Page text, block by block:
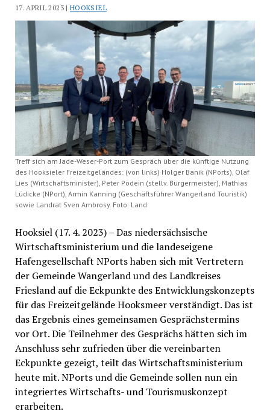
17. APRIL 2023 |HOOKSIEL
Treff sich am Jade-Weser-Port zum Gespräch über die künftige Nutzung
des Hooksieler Freizeitgeländes: (von links) Holger Banik (NPorts), Olaf
Lies (Wirtschaftsminister), Peter Podein (stellv. Bürgermeister), Mathias
Lüdicke (NPort), Armin Kanning (Geschäftsführer Wangerland Touristik)
sowie Landrat Sven Ambrosy. Foto: Land
Hooksiel (17. 4. 2023) – Das niedersächsische
Wirtschaftsministerium und die landeseigene
Hafengesellschaft NPorts haben sich mit Vertretern
der Gemeinde Wangerland und des Landkreises
Friesland auf die Eckpunkte des Entwicklungskonzepts
für das Freizeitgelände Hooksmeer verständigt. Das ist
das Ergebnis eines gemeinsamen Gesprächstermins
vor Ort. Die Teilnehmer des Gesprächs hätten sich im
Anschluss sehr zufrieden über die vereinbarten
Eckpunkte gezeigt, teilt das Wirtschaftsministerium
heute mit. NPorts und die Gemeinde sollen nun ein
integriertes Wirtschafts- und Tourismuskonzept
erarbeiten.